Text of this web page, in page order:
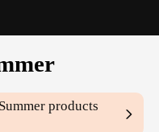
products